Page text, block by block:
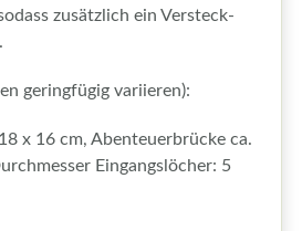
zusätzlich ein Versteck-
geringfügig variieren):
x 16 cm, Abenteuerbrücke ca.
Eingangslöcher: 5